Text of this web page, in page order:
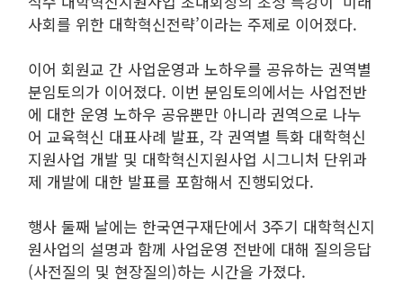
사회를 위한 대학혁신전략’이라는 주제로 이어졌다.
이어 회원교 간 사업운영과 노하우를 공유하는 권역별
분임토의가 이어졌다. 이번 분임토의에서는 사업전반
에 대한 운영 노하우 공유뿐만 아니라 권역으로 나누
어 교육혁신 대표사례 발표, 각 권역별 특화 대학혁신
지원사업 개발 및 대학혁신지원사업 시그니처 단위과
제 개발에 대한 발표를 포함해서 진행되었다.
행사 둘째 날에는 한국연구재단에서 3주기 대학혁신지
원사업의 설명과 함께 사업운영 전반에 대해 질의응답
(사전질의 및 현장질의)하는 시간을 가졌다.